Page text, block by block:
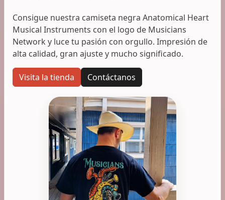
Consigue nuestra camiseta negra Anatomical Heart
Musical Instruments con el logo de Musicians
Network y luce tu pasión con orgullo. Impresión de
alta calidad, gran ajuste y mucho significado.
Visita la tienda Contáctanos